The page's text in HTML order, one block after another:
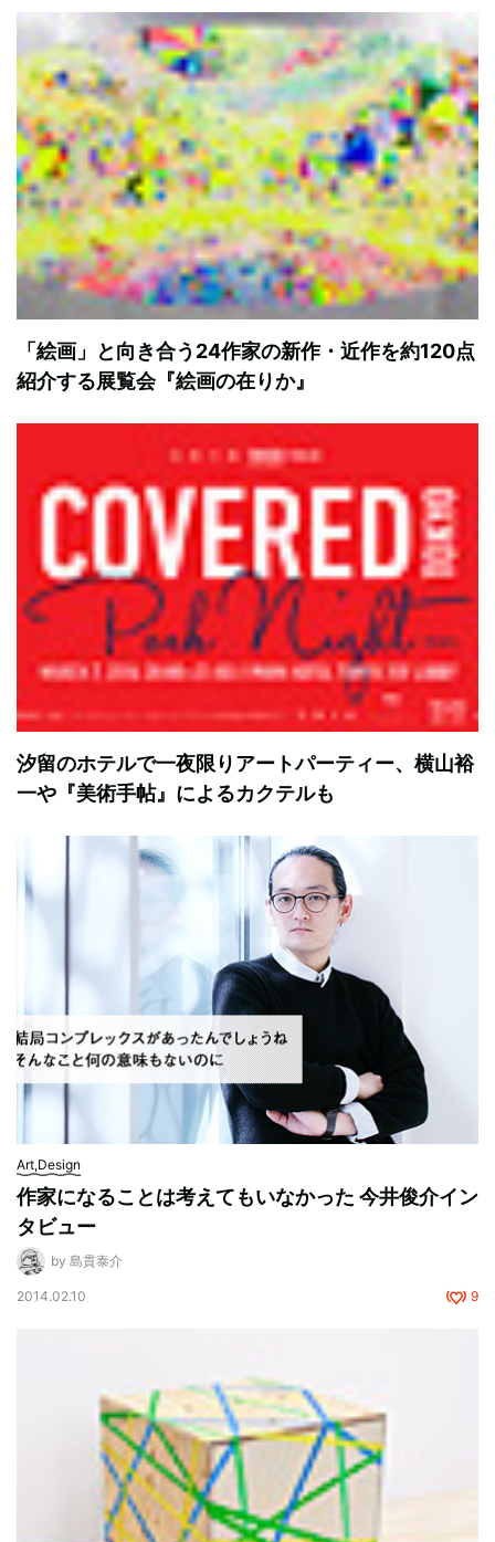
「絵画」と向き合う24作家の新作・近作を約120点
紹介する展覧会『絵画の在りか』
汐留のホテルで一夜限りアートパーティー、横山裕
一や『美術手帖』によるカクテルも
Art,Design
作家になることは考えてもいなかった 今井俊介イン
タビュー
by 島貫泰介
2014.02.10 9